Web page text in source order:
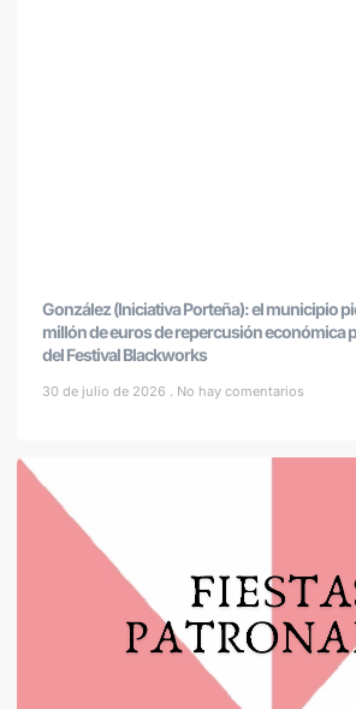
González (Iniciativa Porteña): el municipio
millón de euros de repercusión económica
del Festival Blackworks
30 de julio de 2026 No hay comentarios